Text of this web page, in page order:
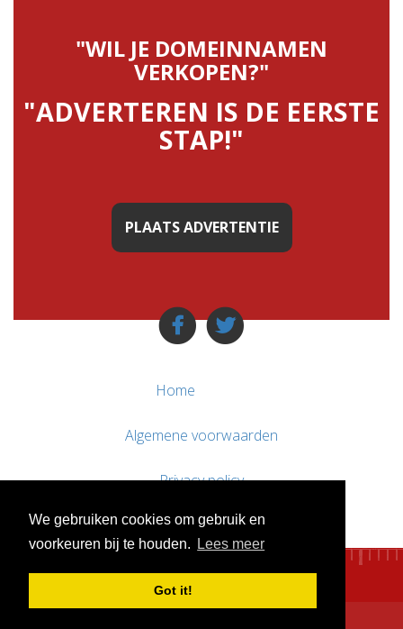
We gebruiken cookies om gebruik en
voorkeuren bij te houden.
Lees meer
Got it!
"WIL JE DOMEINNAMEN
VERKOPEN?"
"ADVERTEREN IS DE EERSTE
STAP!"
PLAATS ADVERTENTIE
Home
Algemene voorwaarden
Privacy policy
Contact / Support